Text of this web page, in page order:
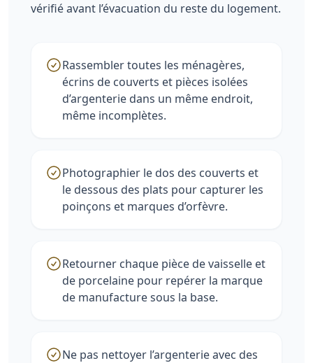
vérifié avant l’évacuation du reste du logement.
Rassembler toutes les ménagères,
écrins de couverts et pièces isolées
d’argenterie dans un même endroit,
même incomplètes.
Photographier le dos des couverts et
le dessous des plats pour capturer les
poinçons et marques d’orfèvre.
Retourner chaque pièce de vaisselle et
de porcelaine pour repérer la marque
de manufacture sous la base.
Ne pas nettoyer l’argenterie avec des